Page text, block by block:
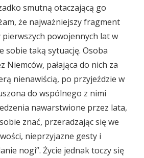
smutną otaczającą go
że najważniejszy fragment
powojennych lat w
sobie taką sytuację. Osoba
Niemców, pałająca do nich za
nienawiścią, po przyjeździe w
do wspólnego z nimi
nawarstwione przez lata,
znać, przeradzając się we
nieprzyjazne gesty i
nogi”. Życie jednak toczy się